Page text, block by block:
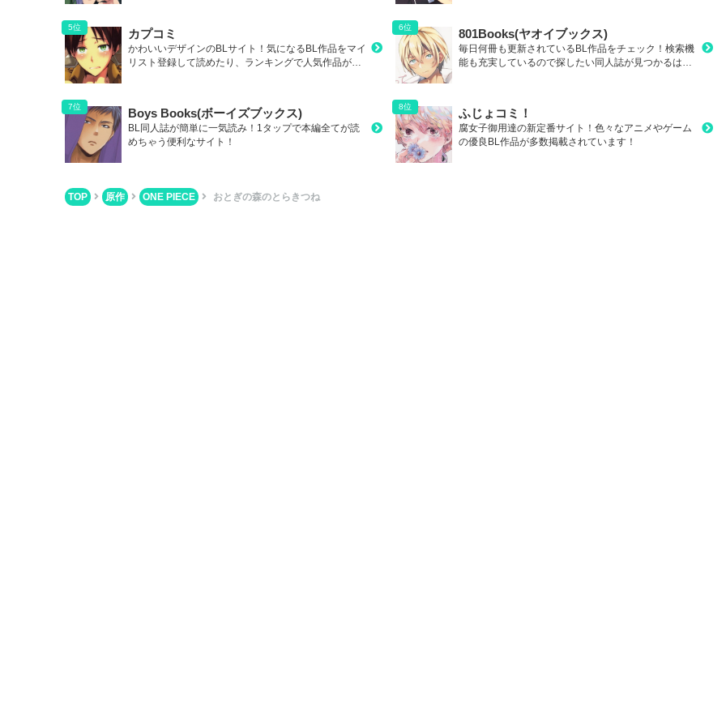
カプコミ
かわいいデザインのBLサイト！気になるBL作品をマイ
リスト登録して読めたり、ランキングで人気作品が丸
801Books(ヤオイブックス)
毎日何冊も更新されているBL作品をチェック！検索機
能も充実しているので探したい同人誌が見つかるは
Boys Books(ボーイズブックス)
BL同人誌が簡単に一気読み！1タップで本編全てが読
めちゃう便利なサイト！
ふじょコミ！
腐女子御用達の新定番サイト！色々なアニメやゲーム
の優良BL作品が多数掲載されています！
TOP 原作 ONE PIECE おとぎの森のとらきつね